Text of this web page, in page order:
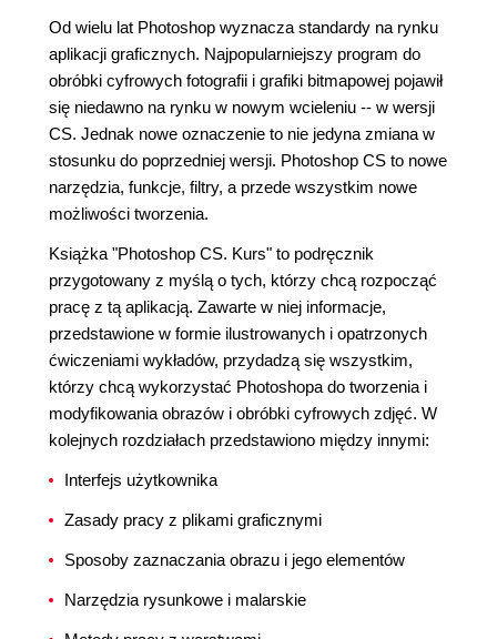
Od wielu lat Photoshop wyznacza standardy na rynku
aplikacji graficznych. Najpopularniejszy program do
obróbki cyfrowych fotografii i grafiki bitmapowej pojawił
się niedawno na rynku w nowym wcieleniu -- w wersji
CS. Jednak nowe oznaczenie to nie jedyna zmiana w
stosunku do poprzedniej wersji. Photoshop CS to nowe
narzędzia, funkcje, filtry, a przede wszystkim nowe
możliwości tworzenia.
Książka "Photoshop CS. Kurs" to podręcznik
przygotowany z myślą o tych, którzy chcą rozpocząć
pracę z tą aplikacją. Zawarte w niej informacje,
przedstawione w formie ilustrowanych i opatrzonych
ćwiczeniami wykładów, przydadzą się wszystkim,
którzy chcą wykorzystać Photoshopa do tworzenia i
modyfikowania obrazów i obróbki cyfrowych zdjęć. W
kolejnych rozdziałach przedstawiono między innymi:
Interfejs użytkownika
Zasady pracy z plikami graficznymi
Sposoby zaznaczania obrazu i jego elementów
Narzędzia rysunkowe i malarskie